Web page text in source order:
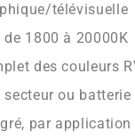
télévisuelle
de 1800 à 20000K
des couleurs
ou batterie
par application